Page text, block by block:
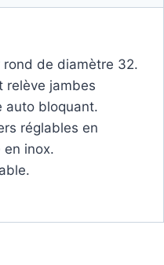
rond de diamètre 32.
relève jambes
auto bloquant.
réglables en
en inox.